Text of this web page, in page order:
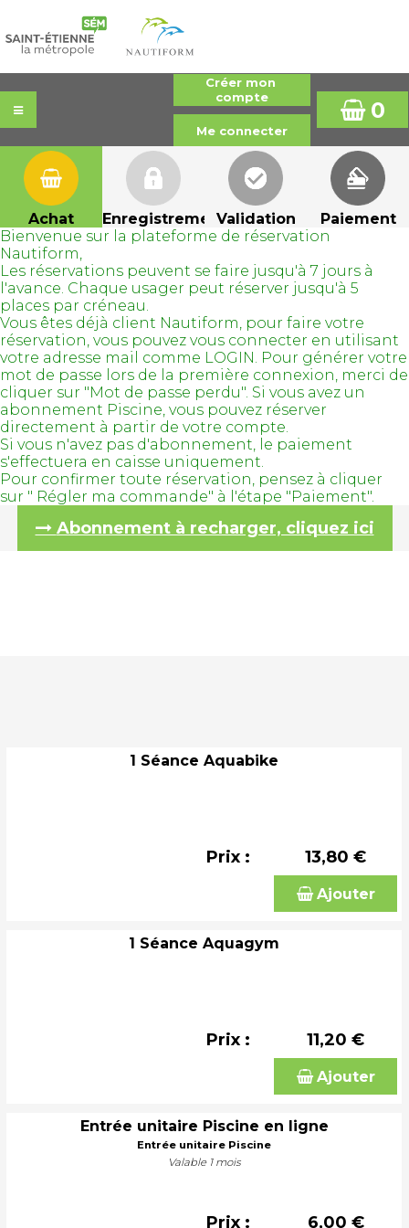
0
Achat EnregistrementValidation
Paiement
Bienvenue sur la plateforme de réservation
Nautiform,
Les réservations peuvent se faire jusqu'à 7 jours à
l'avance. Chaque usager peut réserver jusqu'à 5
places par créneau.
Vous êtes déjà client Nautiform, pour faire votre
réservation, vous pouvez vous connecter en utilisant
votre adresse mail comme LOGIN. Pour générer votre
mot de passe lors de la première connexion, merci de
cliquer sur "Mot de passe perdu". Si vous avez un
abonnement Piscine, vous pouvez réserver
directement à partir de votre compte.
Si vous n'avez pas d'abonnement, le paiement
s'effectuera en caisse uniquement.
Pour confirmer toute réservation, pensez à cliquer
sur " Régler ma commande" à l'étape "Paiement".
Abonnement à recharger, cliquez ici
1 Séance Aquabike
Prix : 13,80 €
Ajouter
1 Séance Aquagym
Prix : 11,20 €
Ajouter
Entrée unitaire Piscine en ligne
Entrée unitaire Piscine
Valable 1 mois
Prix : 6,00 €